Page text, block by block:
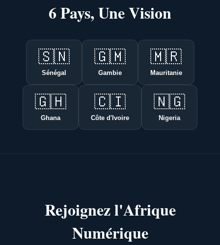
6 Pays, Une Vision
🇸🇳
Sénégal
🇬🇲
Gambie
🇲🇷
Mauritanie
🇬🇭
Ghana
🇨🇮
Côte d'Ivoire
🇳🇬
Nigeria
Rejoignez l'Afrique
Numérique